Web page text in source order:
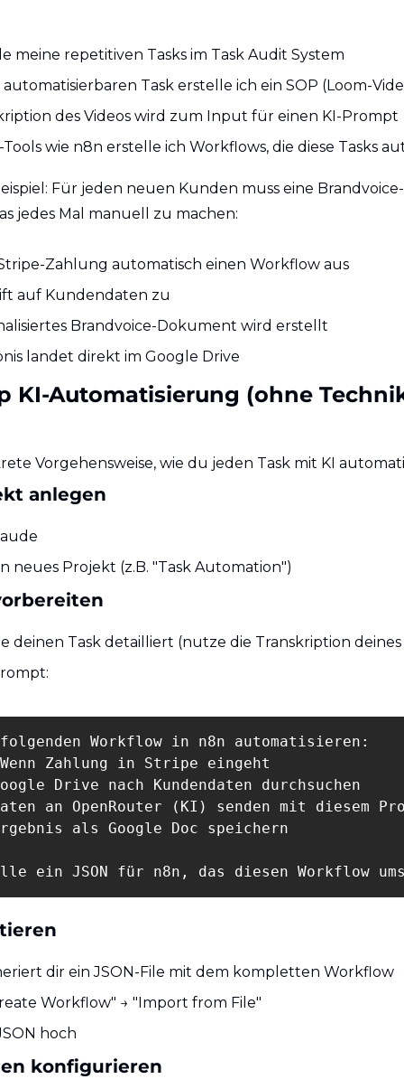
meine repetitiven Tasks im Task Audit System
Task erstelle ich ein SOP (Loom-
des Videos wird zum Input für einen KI-Prompt
wie n8n erstelle ich Workflows, die diese Tasks
Für jeden neuen Kunden muss eine
jedes Mal manuell zu machen:
Zahlung automatisch einen Workflow aus
auf Kundendaten zu
Brandvoice-Dokument wird erstellt
landet direkt im Google Drive
KI-Automatisierung (ohne
Vorgehensweise, wie du jeden Task mit KI
anlegen
neues Projekt (z.B. "Task Automation")
deinen Task detailliert (nutze die Transkription deines
Workflow in n8n automatisieren:
Zahlung in Stripe eingeht
Drive nach Kundendaten durchsuchen
an OpenRouter (KI) senden mit diesem
als Google Doc speichern
ein JSON für n8n, das diesen Workflow
dir ein JSON-File mit dem kompletten Workflow
Workflow" → "Import from File"
hoch
konfigurieren